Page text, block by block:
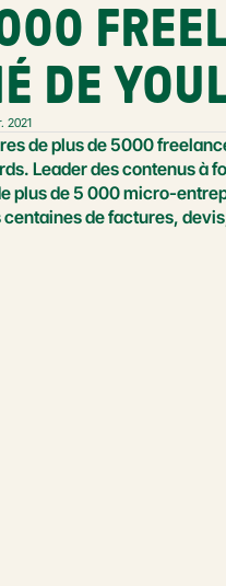
DE
2021
de plus de 5000
Leader des contenus à
plus de 5 000 micro-
de factures,